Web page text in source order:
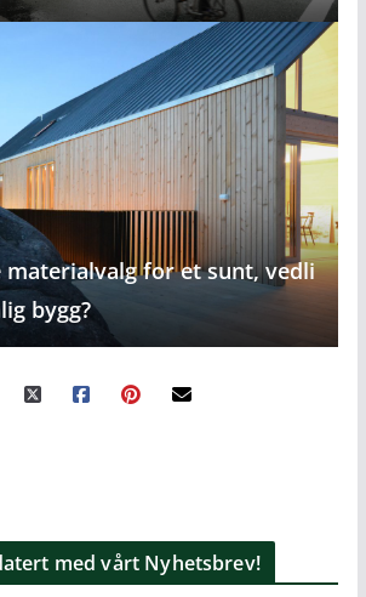
materialvalg for et sunt, vedli
bygg?
med vårt Nyhetsbrev!